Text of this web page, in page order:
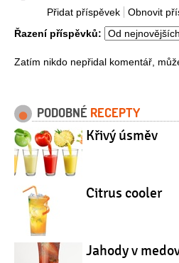
Obnovit
Přidat příspěvek
Řazení příspěvků:
Zatím nikdo nepřidal komentář,
PODOBNÉ RECEPTY
Křivý úsměv
Citrus cooler
Jahody v